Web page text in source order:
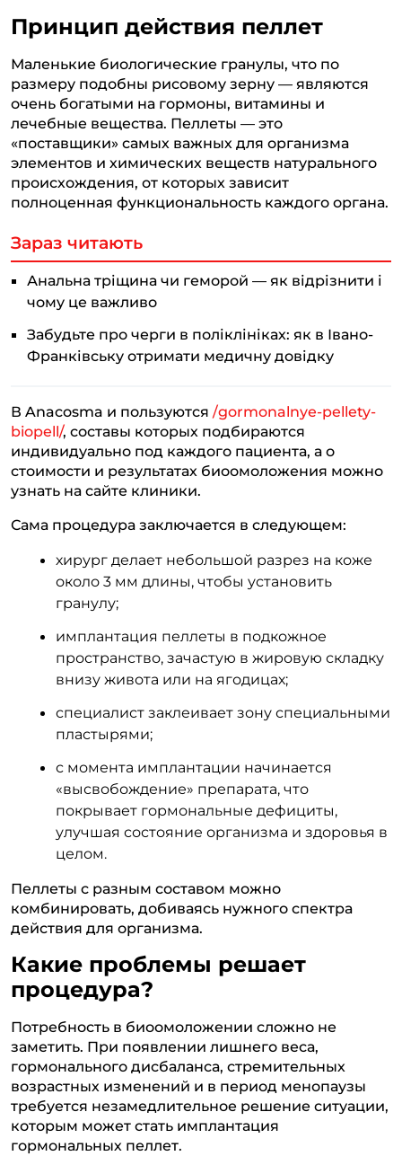
Принцип действия пеллет
Маленькие биологические гранулы, что по
размеру подобны рисовому зерну — являются
очень богатыми на гормоны, витамины и
лечебные вещества. Пеллеты — это
«поставщики» самых важных для организма
элементов и химических веществ натурального
происхождения, от которых зависит
полноценная функциональность каждого органа.
Зараз читають
Анальна тріщина чи геморой — як відрізнити і
чому це важливо
Забудьте про черги в поліклініках: як в Івано-
Франківську отримати медичну довідку
В Anacosma и пользуются /gormonalnye-pellety-
biopell/, составы которых подбираются
индивидуально под каждого пациента, а о
стоимости и результатах биоомоложения можно
узнать на сайте клиники.
Сама процедура заключается в следующем:
хирург делает небольшой разрез на коже
около 3 мм длины, чтобы установить
гранулу;
имплантация пеллеты в подкожное
пространство, зачастую в жировую складку
внизу живота или на ягодицах;
специалист заклеивает зону специальными
пластырями;
с момента имплантации начинается
«высвобождение» препарата, что
покрывает гормональные дефициты,
улучшая состояние организма и здоровья в
целом.
Пеллеты с разным составом можно
комбинировать, добиваясь нужного спектра
действия для организма.
Какие проблемы решает
процедура?
Потребность в биоомоложении сложно не
заметить. При появлении лишнего веса,
гормонального дисбаланса, стремительных
возрастных изменений и в период менопаузы
требуется незамедлительное решение ситуации,
которым может стать имплантация
гормональных пеллет.